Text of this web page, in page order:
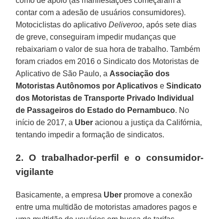
contar com a adesão de usuários consumidores).
Motociclistas do aplicativoDeliveroo, após sete dias
de greve, conseguiram impedir mudanças que
rebaixariam o valor de sua hora de trabalho. Também
foram criados em 2016 o Sindicato dos Motoristas de
Aplicativo de São Paulo, a Associação dos
Motoristas Autônomos por Aplicativos eSindicato
dos Motoristas de Transporte Privado Individual
de Passageiros do Estado do Pernambuco. No
início de 2017, a Uber acionou a justiça da Califórnia,
tentando impedir a formação de sindicatos.
2. O trabalhador-perfil e o consumidor-
vigilante
Basicamente, a empresa Uber promove a conexão
entre uma multidão de motoristas amadores pagos e